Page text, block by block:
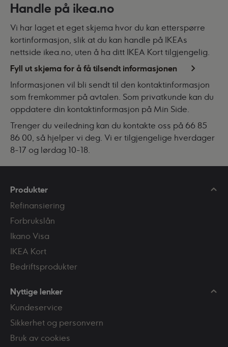
Handle på ikea.no
Vi har laget et eget skjema hvor du kan etterspørre
kortinformasjon, slik at du kan handle på IKEAs
nettside ikea.no, uten å ha ditt IKEA Kort tilgjengelig.
Fyll ut skjema for å få tilsendt informasjonen
Informasjonen vil bli sendt til den kontaktinformasjon
som fremkommer på avtalen. Som privatkunde kan du
oppdatere din kontaktinformasjon på Min Side.
Trenger du veiledning kan du kontakte oss på 66 85
86 00, så hjelper vi deg. Vi er tilgjengelige hverdager
8-17 og lørdag 10-18.
Produkter
Refinansiering
Forbrukslån
Ikano Visa
IKEA Kort
Bedriftsprodukter
Nyttige lenker
Kundeservice
Sikkerhet og personvern
Bruk av cookies